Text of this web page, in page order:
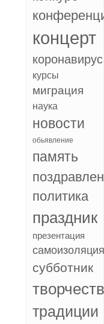
концерт
коронавирус
курсы
миграция
наука
новости
обьявление
память
политика
праздник
презентация
субботник
традиции